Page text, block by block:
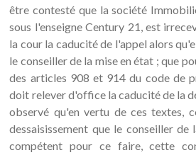
être contesté que la société
sous l'enseigne Century 21, est
la cour la caducité de l'appel alors
le conseiller de la mise en état ; que
des articles 908 et 914 du code de
doit relever d'office la caducité de la
observé qu'en vertu de ces textes,
dessaisissement que le conseiller
compétent pour ce faire, cette